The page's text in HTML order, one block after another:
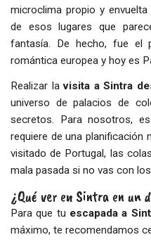
microclima propio y
de esos lugares que
fantasía. De hecho, fue el
romántica europea y hoy es
Realizar lavisita a Sintra
universo de palacios de
secretos. Para nosotros,
requiere de una planificación
visitado de Portugal, las
mala pasada si no vas con
¿Qué ver en Sintra en un
Para que tu escapada a
máximo, te recomendamos